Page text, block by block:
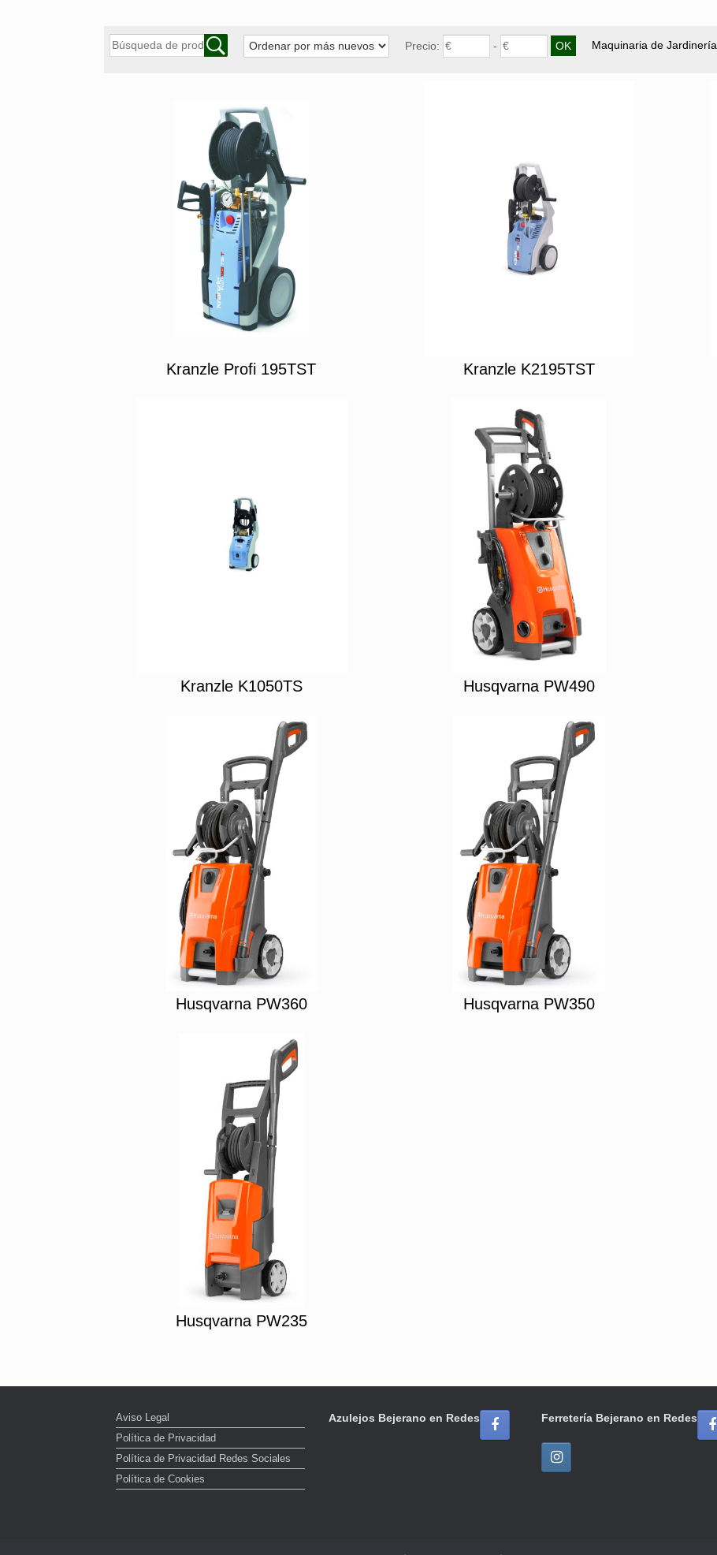
Precio: - Maquinaria de Jardinería
Kranzle Profi 195TST Kranzle K2195TST
Kranzle K1050TS Husqvarna PW490
Husqvarna PW360 Husqvarna PW350
Husqvarna PW235
Aviso Legal
Política de Privacidad
Política de Privacidad Redes Sociales
Política de Cookies
Azulejos Bejerano en Redes Ferretería Bejerano en Redes